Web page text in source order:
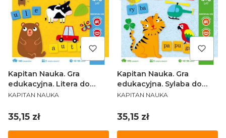
Kapitan Nauka. Gra
edukacyjna. Litera do
litery
PRODUCENT
KAPITAN NAUKA
Cena
35,15 zł
Kapitan Nauka. Gra
edukacyjna. Sylaba do
sylaby
PRODUCENT
KAPITAN NAUKA
Cena
35,15 zł